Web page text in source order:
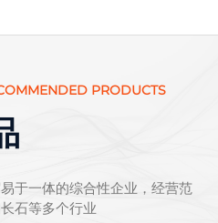
PRODUCTS
于一体的综合性企业，经营范
石等多个行业